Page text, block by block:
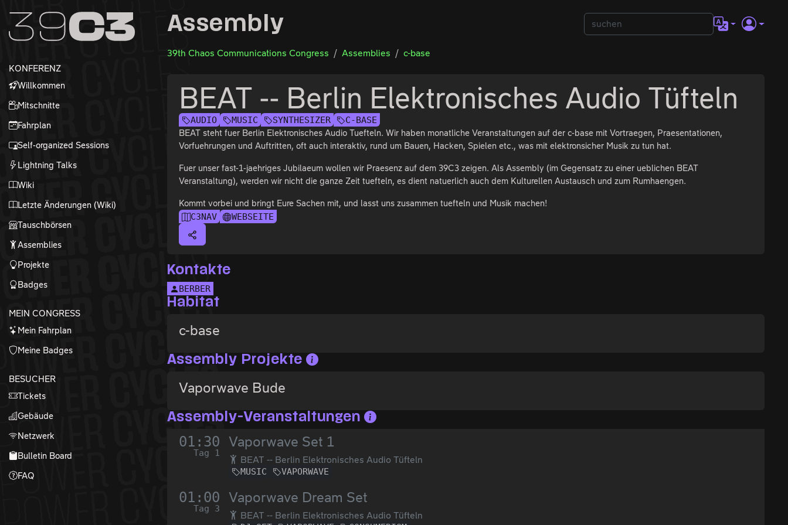
Zum Inhalt
Zum Footer
KONFERENZ
Willkommen
Mitschnitte
Fahrplan
Self-organized Sessions
Lightning Talks
Wiki
Letzte Änderungen (Wiki)
Tauschbörsen
Assemblies
Projekte
Badges
MEIN CONGRESS
Mein Fahrplan
Meine Badges
BESUCHER
Tickets
Gebäude
Netzwerk
Bulletin Board
FAQ
Assembly
39th Chaos Communications Congress Assemblies c-base
BEAT -- Berlin Elektronisches Audio Tüfteln
AUDIO MUSIC SYNTHESIZER C-BASE
BEAT steht fuer Berlin Elektronisches Audio Tuefteln. Wir haben monatliche Veranstaltungen auf der c-base mit Vortraegen, Praesentationen,
Vorfuehrungen und Auftritten, oft auch interaktiv, rund um Bauen, Hacken, Spielen etc., was mit elektronsicher Musik zu tun hat.
Fuer unser fast-1-jaehriges Jubilaeum wollen wir Praesenz auf dem 39C3 zeigen. Als Assembly (im Gegensatz zu einer ueblichen BEAT
Veranstaltung), werden wir nicht die ganze Zeit tuefteln, es dient natuerlich auch dem Kulturellen Austausch und zum Rumhaengen.
Kommt vorbei und bringt Eure Sachen mit, und lasst uns zusammen tuefteln und Musik machen!
C3NAV WEBSEITE
Kontakte
BERBER
Habitat
c-base
Assembly Projekte
Vaporwave Bude
Assembly-Veranstaltungen
01:30
Tag 1
Vaporwave Set 1
BEAT -- Berlin Elektronisches Audio Tüfteln
MUSIC VAPORWAVE
01:00
Tag 3
Vaporwave Dream Set
BEAT -- Berlin Elektronisches Audio Tüfteln